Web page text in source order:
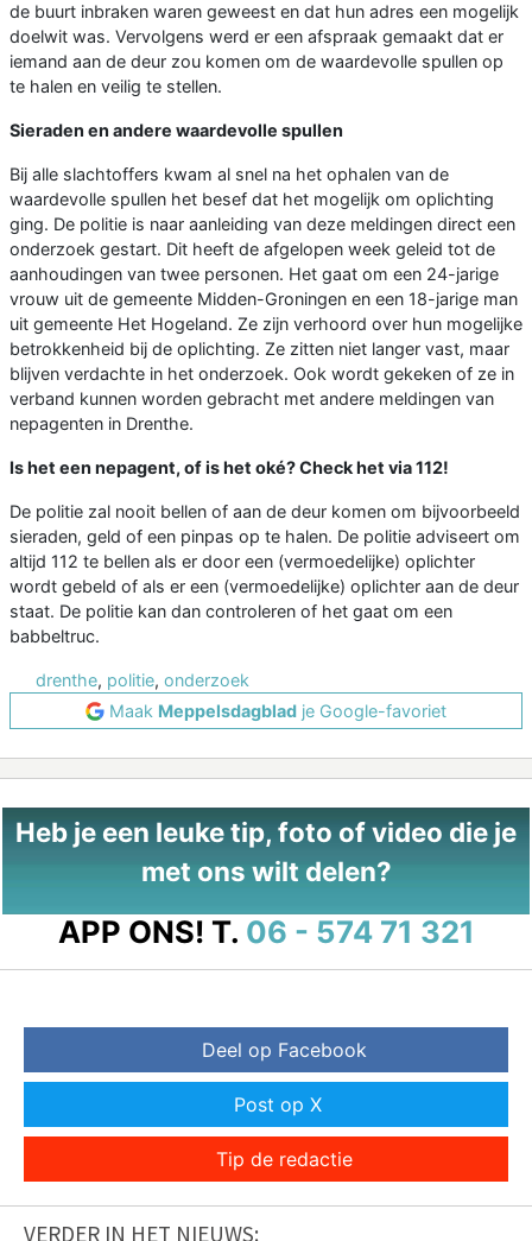
de buurt inbraken waren geweest en dat hun adres een mogelijk
doelwit was. Vervolgens werd er een afspraak gemaakt dat er
iemand aan de deur zou komen om de waardevolle spullen op
te halen en veilig te stellen.
Sieraden en andere waardevolle spullen
Bij alle slachtoffers kwam al snel na het ophalen van de
waardevolle spullen het besef dat het mogelijk om oplichting
ging. De politie is naar aanleiding van deze meldingen direct een
onderzoek gestart. Dit heeft de afgelopen week geleid tot de
aanhoudingen van twee personen. Het gaat om een 24-jarige
vrouw uit de gemeente Midden-Groningen en een 18-jarige man
uit gemeente Het Hogeland. Ze zijn verhoord over hun mogelijke
betrokkenheid bij de oplichting. Ze zitten niet langer vast, maar
blijven verdachte in het onderzoek. Ook wordt gekeken of ze in
verband kunnen worden gebracht met andere meldingen van
nepagenten in Drenthe.
Is het een nepagent, of is het oké? Check het via 112!
De politie zal nooit bellen of aan de deur komen om bijvoorbeeld
sieraden, geld of een pinpas op te halen. De politie adviseert om
altijd 112 te bellen als er door een (vermoedelijke) oplichter
wordt gebeld of als er een (vermoedelijke) oplichter aan de deur
staat. De politie kan dan controleren of het gaat om een
babbeltruc.
drenthe, politie, onderzoek
Maak Meppelsdagblad je Google-favoriet
Heb je een leuke tip, foto of video die je
met ons wilt delen?
APP ONS! T. 06 - 574 71 321
Deel op Facebook
Post op X
Tip de redactie
VERDER IN HET NIEUWS: